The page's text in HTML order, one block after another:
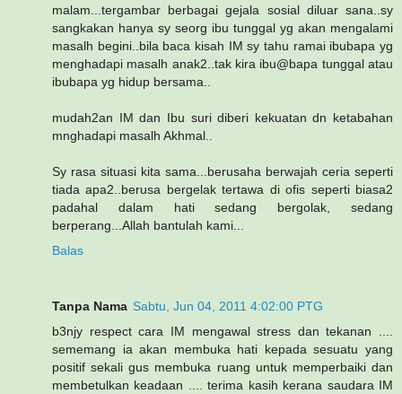
malam...tergambar berbagai gejala sosial diluar sana..sy
sangkakan hanya sy seorg ibu tunggal yg akan mengalami
masalh begini..bila baca kisah IM sy tahu ramai ibubapa yg
menghadapi masalh anak2..tak kira ibu@bapa tunggal atau
ibubapa yg hidup bersama..
mudah2an IM dan Ibu suri diberi kekuatan dn ketabahan
mnghadapi masalh Akhmal..
Sy rasa situasi kita sama...berusaha berwajah ceria seperti
tiada apa2..berusa bergelak tertawa di ofis seperti biasa2
padahal dalam hati sedang bergolak, sedang
berperang...Allah bantulah kami...
Balas
Tanpa Nama Sabtu, Jun 04, 2011 4:02:00 PTG
b3njy respect cara IM mengawal stress dan tekanan ....
sememang ia akan membuka hati kepada sesuatu yang
positif sekali gus membuka ruang untuk memperbaiki dan
membetulkan keadaan .... terima kasih kerana saudara IM